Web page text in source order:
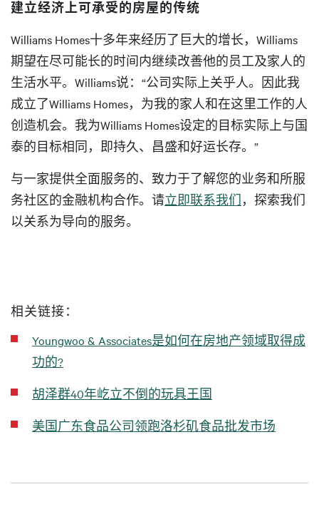
建立经济上可承受的房屋的传统
Williams Homes十多年来经历了巨大的增长，Williams
期望在尽可能长的时间内继续改善他的员工及家人的
生活水平。Williams说：“公司实际上关乎人。因此我
成立了Williams Homes，为我的家人和在这里工作的人
创造机会。我为Williams Homes设定的目标实际上与国
泰的目标相同，即持久、昌盛和好运长存。”
与一家提供全面服务的、致力于了解您的业务和所服
务社区的金融机构合作。请立即联系我们 ，探索我们
以关系为导向的服务。
相关链接：
Youngwoo & Associates是如何在房地产领域取得成
功的?
胡泽群40年屹立不倒的玩具王国
美国广东食品公司领跑洛杉矶食品批发市场